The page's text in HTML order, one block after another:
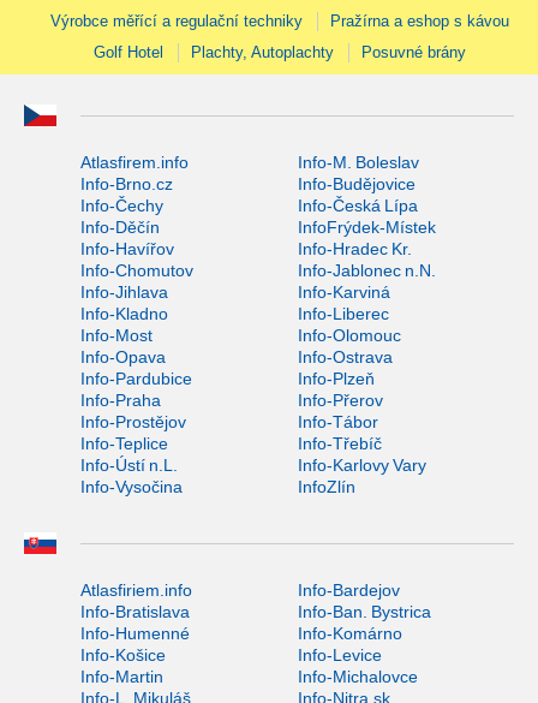
Výrobce měřící a regulační techniky
Pražírna a eshop s kávou
Golf Hotel
Plachty, Autoplachty Posuvné brány
Atlasfirem.info
Info-M. Boleslav
Info-Brno.cz
Info-Budějovice
Info-Čechy
Info-Česká Lípa
Info-Děčín
InfoFrýdek-Místek
Info-Havířov
Info-Hradec Kr.
Info-Chomutov
Info-Jablonec n.N.
Info-Jihlava
Info-Karviná
Info-Kladno
Info-Liberec
Info-Most
Info-Olomouc
Info-Opava
Info-Ostrava
Info-Pardubice
Info-Plzeň
Info-Praha
Info-Přerov
Info-Prostějov
Info-Tábor
Info-Teplice
Info-Třebíč
Info-Ústí n.L.
Info-Karlovy Vary
Info-Vysočina
InfoZlín
Atlasfiriem.info
Info-Bardejov
Info-Bratislava
Info-Ban. Bystrica
Info-Humenné
Info-Komárno
Info-Košice
Info-Levice
Info-Martin
Info-Michalovce
Info-L. Mikuláš
Info-Nitra.sk